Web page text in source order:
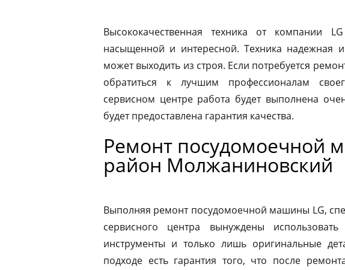
Высококачественная техника от компании
насыщенной и интересной. Техника надежная
может выходить из строя. Если потребуется
обратиться к лучшим профессионалам
сервисном центре работа будет выполнена
будет предоставлена гарантия качества.
Ремонт посудомоечной
район Молжаниновский
Выполняя ремонт посудомоечной машины LG,
сервисного центра вынуждены
инструменты и только лишь оригинальные
подходе есть гарантия того, что после